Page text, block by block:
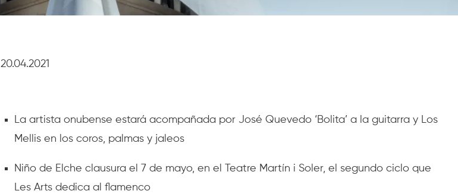
20.04.2021
La artista onubense estará acompañada por José Quevedo ‘Bolita’ a la guitarra y Los
Mellis en los coros, palmas y jaleos
Niño de Elche clausura el 7 de mayo, en el Teatre Martín i Soler, el segundo ciclo que
Les Arts dedica al flamenco